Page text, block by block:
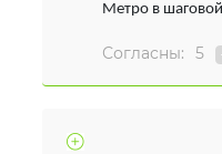
Метро в
Согласны: 5